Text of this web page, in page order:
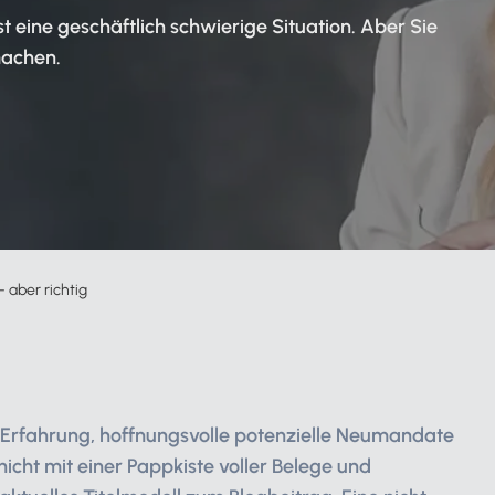
Zahlungsverkehr
Partnernetzwerk
Podcast
eine geschäftlich schwierige Situation. Aber Sie
aber richtig
hoffnungsvolle potenzielle Neumandate
mit einer Pappkiste voller Belege und